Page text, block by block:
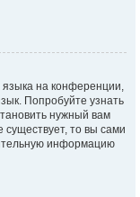
языка на конференции,
Попробуйте узнать
нужный вам
существует, то вы сами
информацию